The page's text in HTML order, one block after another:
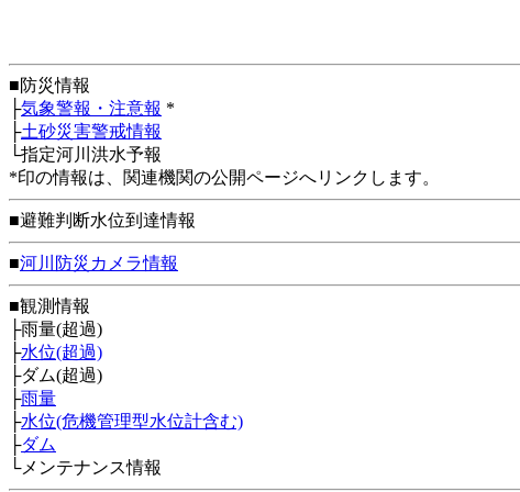
■防災情報
├気象警報・注意報 *
├土砂災害警戒情報
└指定河川洪水予報
*印の情報は、関連機関の公開ページへリンクします。
■避難判断水位到達情報
■河川防災カメラ情報
■観測情報
├雨量(超過)
├水位(超過)
├ダム(超過)
├雨量
├水位(危機管理型水位計含む)
├ダム
└メンテナンス情報